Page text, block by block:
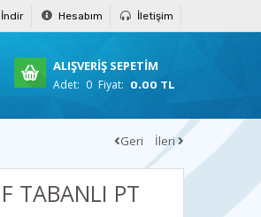
İndir Hesabım İletişim
ALIŞVERİŞ SEPETİM
Adet: 0 Fiyat: 0.00 TL
Geri İleri
TABANLI PT